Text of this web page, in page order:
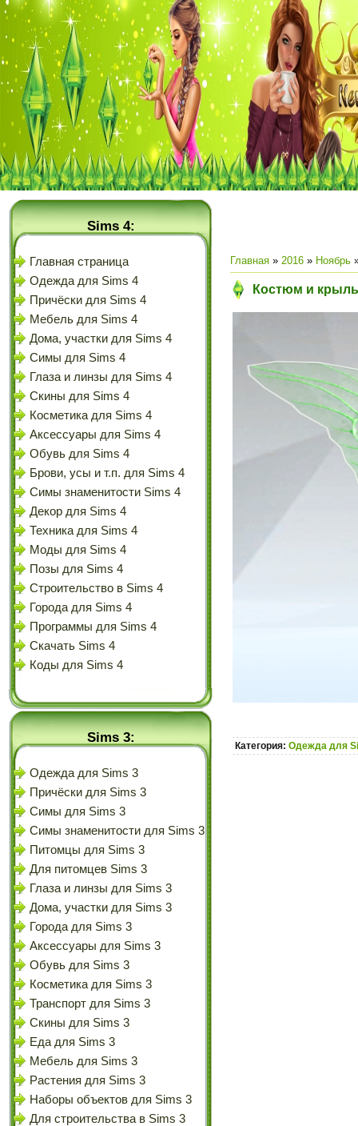
Sims 4:
Главная страница
Одежда для Sims 4
Причёски для Sims 4
Мебель для Sims 4
Дома, участки для Sims 4
Симы для Sims 4
Глаза и линзы для Sims 4
Скины для Sims 4
Косметика для Sims 4
Аксессуары для Sims 4
Обувь для Sims 4
Брови, усы и т.п. для Sims 4
Симы знаменитости Sims 4
Декор для Sims 4
Техника для Sims 4
Моды для Sims 4
Позы для Sims 4
Строительство в Sims 4
Города для Sims 4
Программы для Sims 4
Скачать Sims 4
Коды для Sims 4
Sims 3:
Одежда для Sims 3
Причёски для Sims 3
Симы для Sims 3
Симы знаменитости для Sims 3
Питомцы для Sims 3
Для питомцев Sims 3
Глаза и линзы для Sims 3
Дома, участки для Sims 3
Города для Sims 3
Аксессуары для Sims 3
Обувь для Sims 3
Косметика для Sims 3
Транспорт для Sims 3
Скины для Sims 3
Еда для Sims 3
Мебель для Sims 3
Растения для Sims 3
Наборы объектов для Sims 3
Для строительства в Sims 3
Главная » 2016 » Ноябрь
Костюм и
Категория: Одежда для